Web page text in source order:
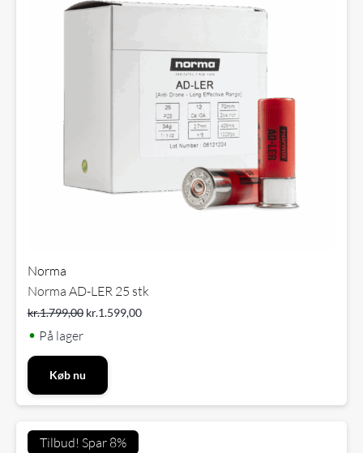
Norma
Norma AD-LER 25 stk
kr.1.799,00 kr.1.599,00
• På lager
Køb nu
Tilbud! Spar 8%